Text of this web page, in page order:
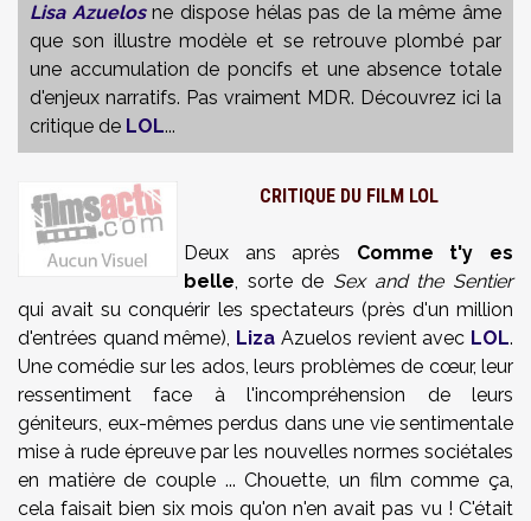
Lisa Azuelosne dispose hélas pas de la même âme
que son illustre modèle et se retrouve plombé par
une accumulation de poncifs et une absence totale
d'enjeux narratifs. Pas vraiment MDR. Découvrez ici la
critique de LOL...
CRITIQUE DU FILM LOL
Deux ans après Comme t'y es
belle, sorte de Sex and the Sentier
qui avait su conquérir les spectateurs (près d'un million
d'entrées quand même), Liza Azuelos revient avec LOL.
Une comédie sur les ados, leurs problèmes de cœur, leur
ressentiment face à l'incompréhension de leurs
géniteurs, eux-mêmes perdus dans une vie sentimentale
mise à rude épreuve par les nouvelles normes sociétales
en matière de couple ... Chouette, un film comme ça,
cela faisait bien six mois qu'on n'en avait pas vu ! C'était